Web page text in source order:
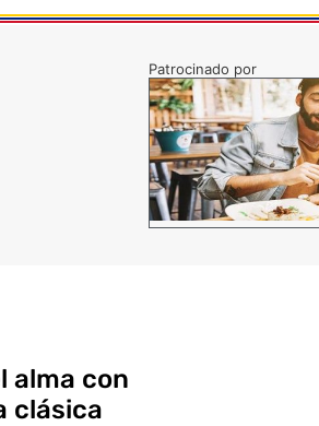
Patrocinado por
alma con
clásica